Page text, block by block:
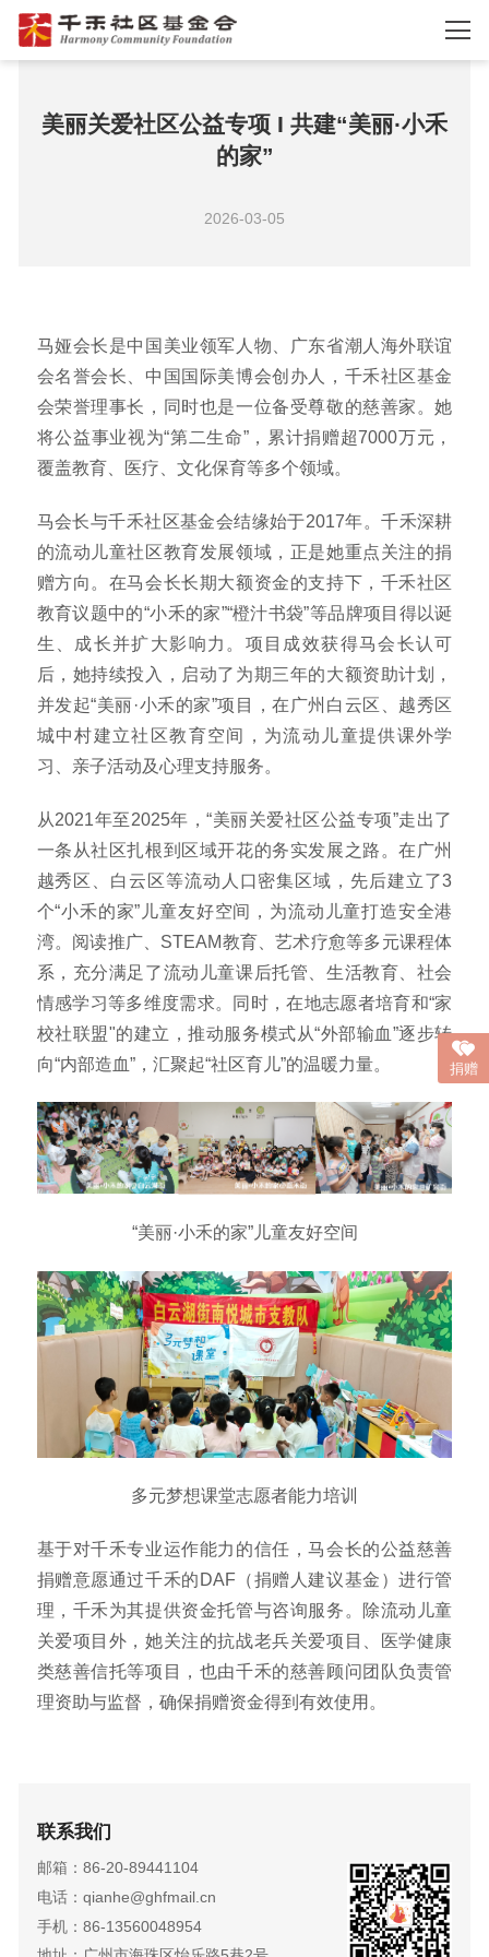
美丽关爱社区公益专项 I 共建“美丽·小禾
的家”
2026-03-05
马娅会长是中国美业领军人物、广东省潮人海外联谊
会名誉会长、中国国际美博会创办人，千禾社区基金
会荣誉理事长，同时也是一位备受尊敬的慈善家。她
将公益事业视为“第二生命”，累计捐赠超7000万元，
覆盖教育、医疗、文化保育等多个领域。
马会长与千禾社区基金会结缘始于2017年。千禾深耕
的流动儿童社区教育发展领域，正是她重点关注的捐
赠方向。在马会长长期大额资金的支持下，千禾社区
教育议题中的“小禾的家”“橙汁书袋”等品牌项目得以诞
生、成长并扩大影响力。项目成效获得马会长认可
后，她持续投入，启动了为期三年的大额资助计划，
并发起“美丽·小禾的家”项目，在广州白云区、越秀区
城中村建立社区教育空间，为流动儿童提供课外学
习、亲子活动及心理支持服务。
从2021年至2025年，“美丽关爱社区公益专项”走出了
一条从社区扎根到区域开花的务实发展之路。在广州
越秀区、白云区等流动人口密集区域，先后建立了3
个“小禾的家”儿童友好空间，为流动儿童打造安全港
湾。阅读推广、STEAM教育、艺术疗愈等多元课程体
系，充分满足了流动儿童课后托管、生活教育、社会
情感学习等多维度需求。同时，在地志愿者培育和“家
校社联盟"的建立，推动服务模式从“外部输血”逐步转
向“内部造血”，汇聚起“社区育儿”的温暖力量。
“美丽·小禾的家”儿童友好空间
多元梦想课堂志愿者能力培训
基于对千禾专业运作能力的信任，马会长的公益慈善
捐赠意愿通过千禾的DAF（捐赠人建议基金）进行管
理，千禾为其提供资金托管与咨询服务。除流动儿童
关爱项目外，她关注的抗战老兵关爱项目、医学健康
类慈善信托等项目，也由千禾的慈善顾问团队负责管
理资助与监督，确保捐赠资金得到有效使用。
联系我们
邮箱：86-20-89441104
电话：qianhe@ghfmail.cn
手机：86-13560048954
捐赠